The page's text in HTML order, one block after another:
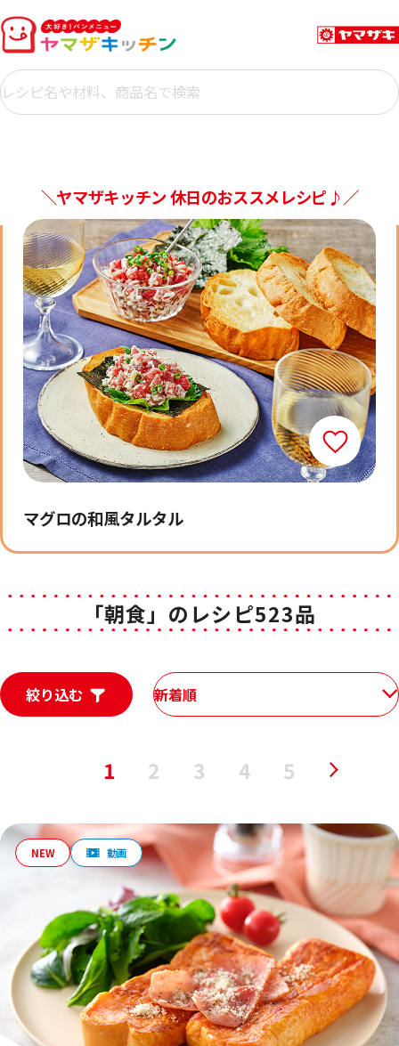
＼ヤマザキッチン 休日のおススメレシピ♪／
マグロの和風タルタル
「朝食」のレシピ523品
絞り込む
1 2 3 4 5
新着順